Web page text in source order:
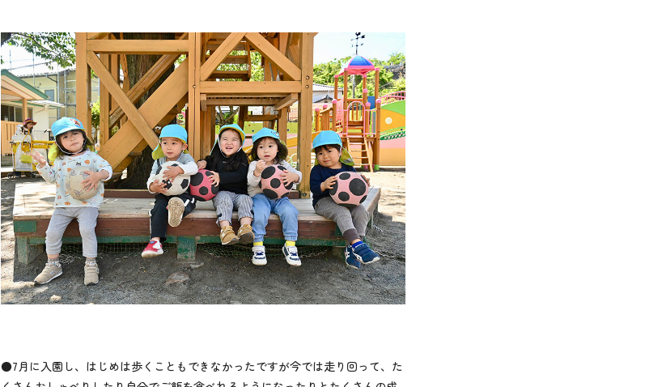
●7月に入園し、はじめは歩くこともできなかったですが今では走り回って、た